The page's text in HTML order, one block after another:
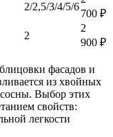
2/2,5/3/4/5/6
700 ₽
2
2
900 ₽
фасадов и
из хвойных
Выбор этих
свойств:
легкости